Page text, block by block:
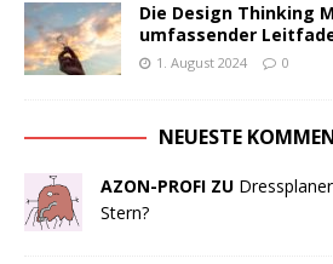
Die Design Thinking
umfassender
1. August 2024 0
NEUESTE
AZON-PROFI ZU
Stern?